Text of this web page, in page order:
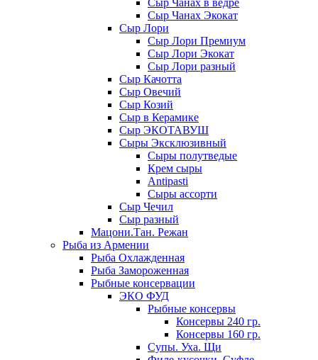
Сыр Чанах в ведре
Сыр Чанах Экокат
Сыр Лори
Сыр Лори Премиум
Сыр Лори Экокат
Сыр Лори разный
Сыр Качотта
Сыр Овечий
Сыр Козий
Сыр в Керамике
Сыр ЭКОТАВУШ
Сыры Эксклюзивный
Сыры полутведые
Крем сыры
Antipasti
Сыры ассорти
Сыр Чечил
Сыр разный
Мацони.Тан. Режан
Рыба из Армении
Рыба Охлажденная
Рыба Замороженная
Рыбные консервации
ЭКО ФУД
Рыбные консервы
Консервы 240 гр.
Консервы 160 гр.
Супы. Уха. Щи